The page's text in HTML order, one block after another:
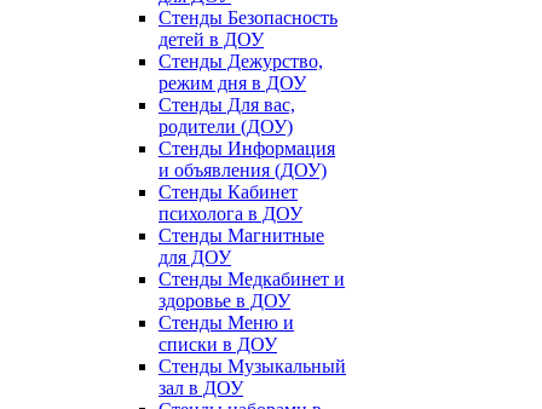
Стенды Безопасность
детей в ДОУ
Стенды Дежурство,
режим дня в ДОУ
Стенды Для вас,
родители (ДОУ)
Стенды Информация
и объявления (ДОУ)
Стенды Кабинет
психолога в ДОУ
Стенды Магнитные
для ДОУ
Стенды Медкабинет и
здоровье в ДОУ
Стенды Меню и
списки в ДОУ
Стенды Музыкальный
зал в ДОУ